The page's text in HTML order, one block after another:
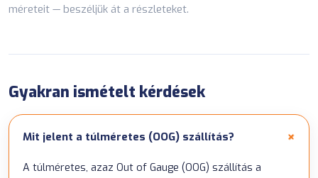
méreteit — beszéljük át a részleteket.
Gyakran ismételt kérdések
Mit jelent a túlméretes (OOG) szállítás?
A túlméretes, azaz Out of Gauge (OOG) szállítás a